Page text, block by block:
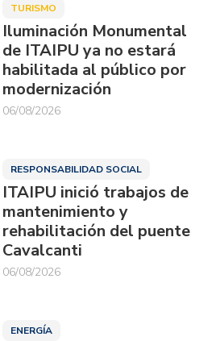
TURISMO
Iluminación Monumental
de ITAIPU ya no estará
habilitada al público por
modernización
06/08/2026
RESPONSABILIDAD SOCIAL
ITAIPU inició trabajos de
mantenimiento y
rehabilitación del puente
Cavalcanti
06/08/2026
ENERGÍA